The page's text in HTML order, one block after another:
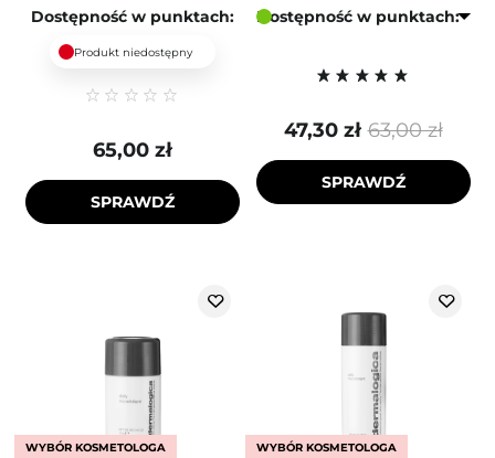
Dostępność w punktach:
Produkt niedostępny
65,00 zł
SPRAWDŹ
Dostępność w punktach:
63,00 zł
47,30 zł
SPRAWDŹ
WYBÓR KOSMETOLOGA WYBÓR KOSMETOLOGA